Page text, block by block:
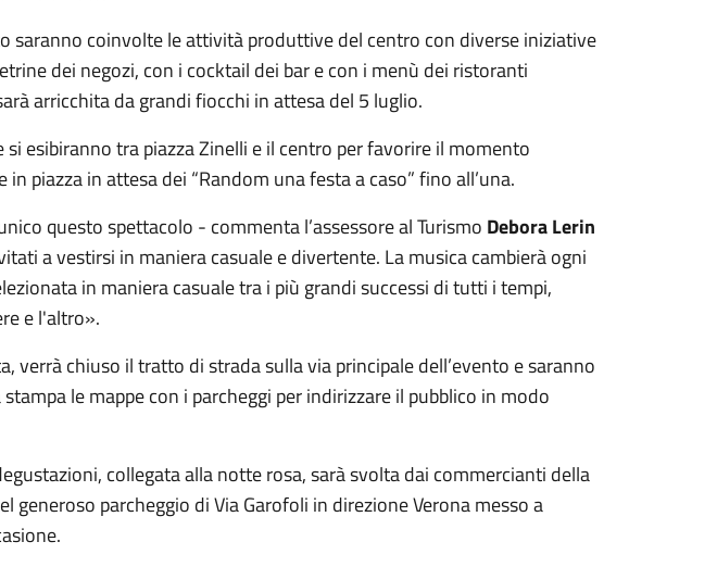
saranno coinvolte le attività produttive del centro con diverse iniziative
dei negozi, con i cocktail dei bar e con i menù dei ristoranti
arricchita da grandi fiocchi in attesa del 5 luglio.
si esibiranno tra piazza Zinelli e il centro per favorire il momento
piazza in attesa dei “Random una festa a caso” fino all’una.
questo spettacolo - commenta l’assessore al Turismo Debora Lerin
a vestirsi in maniera casuale e divertente. La musica cambierà ogni
in maniera casuale tra i più grandi successi di tutti i tempi,
e l'altro».
verrà chiuso il tratto di strada sulla via principale dell’evento e saranno
le mappe con i parcheggi per indirizzare il pubblico in modo
collegata alla notte rosa, sarà svolta dai commercianti della
generoso parcheggio di Via Garofoli in direzione Verona messo a